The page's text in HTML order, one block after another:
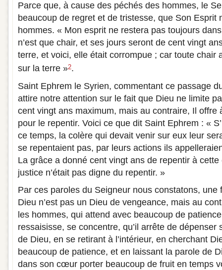
Parce que, à cause des péchés des hommes, le
beaucoup de regret et de tristesse, que Son Esprit
hommes. « Mon esprit ne restera pas toujours dans
n’est que chair, et ses jours seront de cent vingt
terre, et voici, elle était corrompue ; car toute chair
sur la terre »2.
Saint Ephrem le Syrien, commentant ce passage
attire notre attention sur le fait que Dieu ne limite
cent vingt ans maximum, mais au contraire, Il offre
pour le repentir. Voici ce que dit Saint Ephrem : «
ce temps, la colère qui devait venir sur eux leur
se repentaient pas, par leurs actions ils
La grâce a donné cent vingt ans de repentir à
justice n’était pas digne du repentir. »
Par ces paroles du Seigneur nous constatons, une
Dieu n’est pas un Dieu de vengeance, mais au
les hommes, qui attend avec beaucoup de
ressaisisse, se concentre, qu’il arrête de dépenser
de Dieu, en se retirant à l’intérieur, en cherchant
beaucoup de patience, et en laissant la parole de
dans son cœur porter beaucoup de fruit en temps